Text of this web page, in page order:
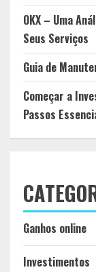
OKX – Uma
Seus Serviços
Guia de
Começar a
Passos
Ganhos online
Investimentos